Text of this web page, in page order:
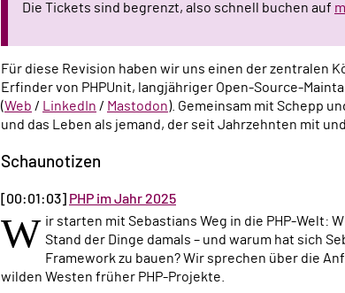
Die Tickets sind begrenzt, also schnell buchen auf
Für diese Revision haben wir uns einen der zentralen
Erfinder von PHPUnit, langjähriger Open-Source-
(Web / LinkedIn / Mastodon). Gemeinsam mit Schepp
und das Leben als jemand, der seit Jahrzehnten mit
Schaunotizen
[00:01:03] PHP im Jahr 2025
W ir starten mit Sebastians Weg in die PHP-Welt:
Stand der Dinge damals – und warum hat sich
Framework zu bauen? Wir sprechen über die
wilden Westen früher PHP-Projekte.